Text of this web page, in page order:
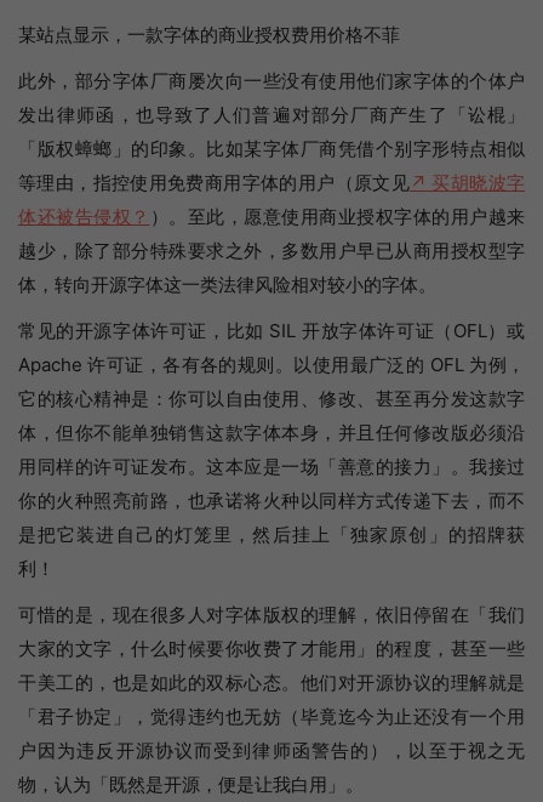
某站点显示，一款字体的商业授权费用价格不菲
此外，部分字体厂商屡次向一些没有使用他们家字体的个体户
发出律师函，也导致了人们普遍对部分厂商产生了「讼棍」
「版权蟑螂」的印象。比如某字体厂商凭借个别字形特点相似
等理由，指控使用免费商用字体的用户（原文见↗ 买胡晓波字
体还被告侵权？ ）。至此，愿意使用商业授权字体的用户越来
越少，除了部分特殊要求之外，多数用户早已从商用授权型字
体，转向开源字体这一类法律风险相对较小的字体。
常见的开源字体许可证，比如 SIL 开放字体许可证（OFL）或
Apache 许可证，各有各的规则。以使用最广泛的 OFL 为例，
它的核心精神是：你可以自由使用、修改、甚至再分发这款字
体，但你不能单独销售这款字体本身，并且任何修改版必须沿
用同样的许可证发布。这本应是一场「善意的接力」。我接过
你的火种照亮前路，也承诺将火种以同样方式传递下去，而不
是把它装进自己的灯笼里，然后挂上「独家原创」的招牌获
利！
可惜的是，现在很多人对字体版权的理解，依旧停留在「我们
大家的文字，什么时候要你收费了才能用」的程度，甚至一些
干美工的，也是如此的双标心态。他们对开源协议的理解就是
「君子协定」，觉得违约也无妨（毕竟迄今为止还没有一个用
户因为违反开源协议而受到律师函警告的），以至于视之无
物，认为「既然是开源，便是让我白用」。